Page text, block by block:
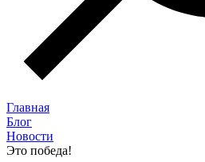
Главная
Блог
Новости
Это победа!